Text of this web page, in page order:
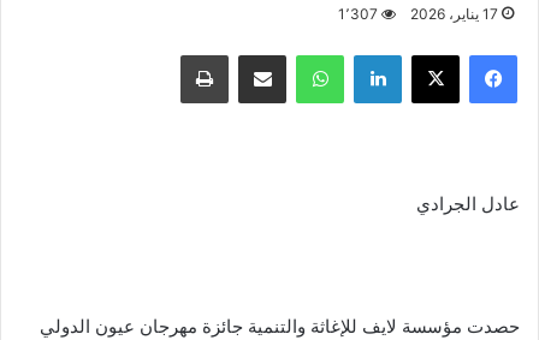
17 يناير، 2026 1٬307
فيسبوك X لينكدإن واتساب مشاركة عبر البريد طباعة
عادل الجرادي
حصدت مؤسسة لايف للإغاثة والتنمية جائزة مهرجان عيون الدولي